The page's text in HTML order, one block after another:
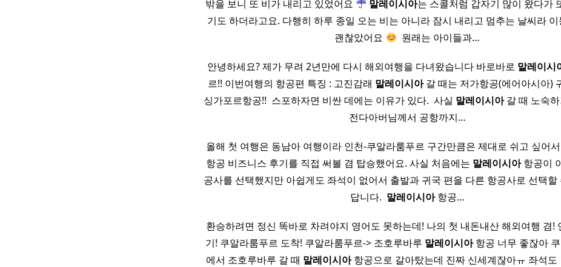
밖을 보니 또 비가 내리고 있었어요
말레이시아는 스콜처럼 갑자기 많이 왔다가
기도 하더라고요. 다행히 하루 종일 오는 비는 아니라 잠시 내리고 멈추는 날씨라
괜찮았어요
​ 원래는 아이들과…
안녕하세요? 제가 무려 2년만에 다시 해외여행을 다녀왔습니다 바로바로 말레이시
르!! 이번여행의 항공편 특징 : 고진감래 말레이시아갈 때는 저가항공(에어아시아)
싱가포르항공!! ​ 스포하자면 비싼 데에는 이유가 있다. ​ 사실 말레이시아갈 때 노숙
전다아버님께서 공항까지…
​ 올해 첫 여행은 동남아 여행이라 인천-쿠알라룸푸르 구간만큼은 제대로 쉬고 싶어서
항공 비즈니스 후기를 직접 써볼 겸 탑승했어요. 사실 처음에는 말레이시아항공이
공사를 선택했지만 아쉽게도 좌석이 없어서 출발과 귀국 편을 다른 항공사로 선택할
답니다. ​ 말레이시아항공…
환승하려면 정신 똑바로 차려야지 영어도 못하는데! 나의 첫 내돈내산 해외여행 겸!
기! 쿠알라룸푸르 도착! 쿠알라룸푸르-> 조호루바루 말레이시아항공 너무 좋잖아
에서 조호루바루 갈 때 말레이시아항공으로 갈아탔는데 진짜 신세계잖아ㅠ 좌석도